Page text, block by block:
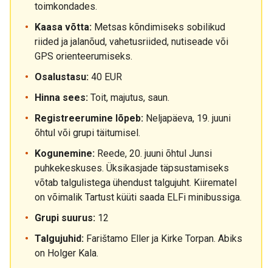
toimkondades.
Kaasa võtta: Metsas kõndimiseks sobilikud
riided ja jalanõud, vahetusriided, nutiseade või
GPS orienteerumiseks.
Osalustasu: 40 EUR
Hinna sees: Toit, majutus, saun.
Registreerumine lõpeb: Neljapäeva, 19. juuni
õhtul või grupi täitumisel.
Kogunemine: Reede, 20. juuni õhtul Junsi
puhkekeskuses. Üksikasjade täpsustamiseks
võtab talgulistega ühendust talgujuht. Kiirematel
on võimalik Tartust küüti saada ELFi minibussiga.
Grupi suurus: 12
Talgujuhid: Farištamo Eller ja Kirke Torpan. Abiks
on Holger Kala.